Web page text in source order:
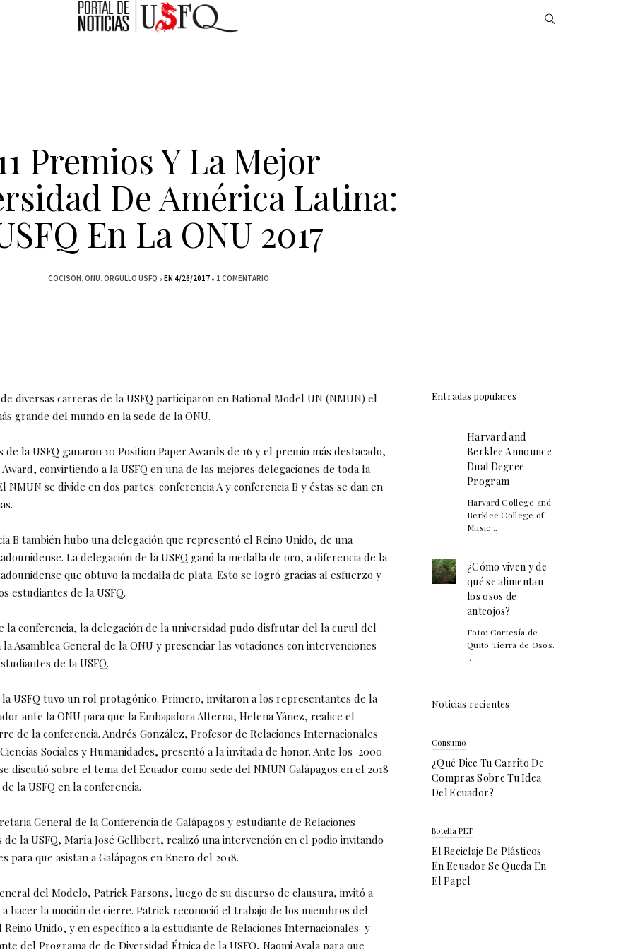
Premios Y La Mejor
De América Latina:
En La ONU 2017
COCISOH ONU ORGULLO USFQ EN 4/26/2017 1 COMENTARIO
diversas carreras de la USFQ participaron en National Model UN (NMUN) el
grande del mundo en la sede de la ONU.
de la USFQ ganaron 10 Position Paper Awards de 16 y el premio más destacado,
convirtiendo a la USFQ en una de las mejores delegaciones de toda la
NMUN se divide en dos partes: conferencia A y conferencia B y éstas se dan en
B también hubo una delegación que representó el Reino Unido, de una
La delegación de la USFQ ganó la medalla de oro, a diferencia de la
que obtuvo la medalla de plata. Esto se logró gracias al esfuerzo y
estudiantes de la USFQ.
la conferencia, la delegación de la universidad pudo disfrutar del la curul del
Asamblea General de la ONU y presenciar las votaciones con intervenciones
de la USFQ.
USFQ tuvo un rol protagónico. Primero, invitaron a los representantes de la
ante la ONU para que la Embajadora Alterna, Helena Yánez, realice el
de la conferencia. Andrés González, Profesor de Relaciones Internacionales
Sociales y Humanidades, presentó a la invitada de honor. Ante los 2000
discutió sobre el tema del Ecuador como sede del NMUN Galápagos en el 2018
la USFQ en la conferencia.
General de la Conferencia de Galápagos y estudiante de Relaciones
la USFQ, María José Gellibert, realizó una intervención en el podio invitando
para que asistan a Galápagos en Enero del 2018.
del Modelo, Patrick Parsons, luego de su discurso de clausura, invitó a
hacer la moción de cierre. Patrick reconoció el trabajo de los miembros del
Unido, y en específico a la estudiante de Relaciones Internacionales y
del Programa de de Diversidad Étnica de la USFQ, Naomi Ayala para que
Entradas populares
Harvard and
Berklee Announce
Dual Degree
Program
Harvard College and
Berklee College of
Music...
¿Cómo viven y de
qué se alimentan
los osos de
anteojos?
Foto: Cortesía de
Quito Tierra de Osos.
...
Noticias recientes
Consumo
¿Qué Dice Tu Carrito De
Compras Sobre Tu Idea
Del Ecuador?
Botella PET
El Reciclaje De Plásticos
En Ecuador Se Queda En
El Papel